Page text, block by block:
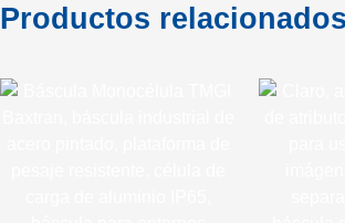
Productos relacionados